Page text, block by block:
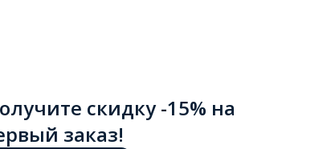
скидку -15% на
заказ!